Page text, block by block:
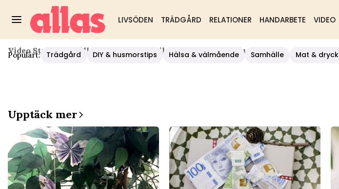
LIVSÖDEN TRÄDGÅRD RELATIONER HANDARBETE VIDEO
Populärt: Trädgård DIY & husmorstips Hälsa & välmående Samhälle Mat & dryck
Video Start / Hushåll/diy/Så Enkelt Viker Du Granar Av Tjugor
Upptäck mer